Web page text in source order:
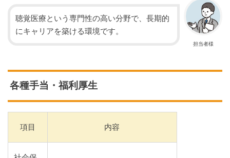
担当者様
聴覚医療という専門性の高い分野で、長期的
にキャリアを築ける環境です。
各種手当・福利厚生
項目 内容